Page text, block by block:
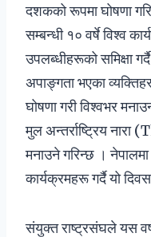
दशकको रूपमा घोषणा
सम्बन्धी १० वर्षे विश्व
उपलब्धीहरूको समिक्षा
अपाङ्गता भएका
घोषणा गरी विश्वभर
मुल अन्तर्राष्ट्रिय
मनाउने गरिन्छ ।
कार्यक्रमहरू गर्दै यो
संयुक्त राष्ट्रसंघले यस